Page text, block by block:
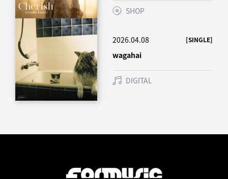
SHOP
2026.04.08 [SINGLE]
wagahai
DIGITAL